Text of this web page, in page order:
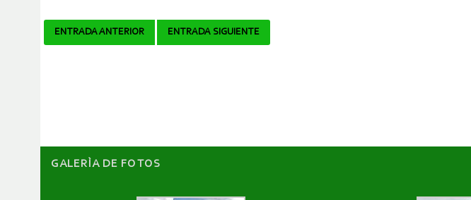
Navegador
ENTRADA ANTERIOR ENTRADA SIGUIENTE
GALERÌA DE FOTOS